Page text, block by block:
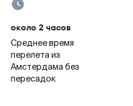
около 2 часов
Среднее время
перелета из
Амстердама без
пересадок